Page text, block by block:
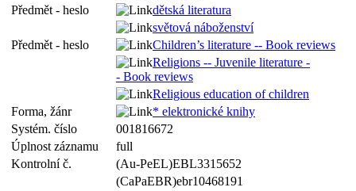
Předmět - heslo
dětská literatura
světová náboženství
Předmět - heslo
Children’s literature -- Book reviews
Religions -- Juvenile literature -
- Book reviews
Religious education of children
Forma, žánr
* elektronické knihy
Systém. číslo
001816672
Úplnost záznamu
full
Kontrolní č.
(Au-PeEL)EBL3315652
(CaPaEBR)ebr10468191